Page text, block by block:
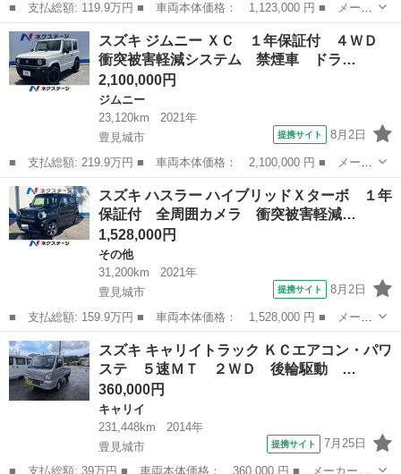
■ 支払総額: 119.9万円 ■ 車両本体価格： 1,123,000 円 ■ メーカ
ー名： スズキ ■ 車種名： スペーシア ■ グレード名： ハイブ
リッドＸ １年保証付 両側電動ドア 衝突被害軽減システム 禁煙
車 シー...
沖縄 豊見城市 その他
スズキ ジムニー ＸＣ １年保証付 ４ＷＤ
衝突被害軽減システム 禁煙車 ドラ…
2,100,000円
ジムニー
23,120km
2021年
豊見城市
提携サイト 8月2日
■ 支払総額: 219.9万円 ■ 車両本体価格： 2,100,000 円 ■ メーカ
ー名： スズキ ■ 車種名： ジムニー ■ グレード名： ＸＣ １
年保証付 ４ＷＤ 衝突被害軽減システム 禁煙車 ドラレコ スマ
ートキー...
沖縄 豊見城市 ジムニー
スズキ ハスラー ハイブリッドＸターボ １年
保証付 全周囲カメラ 衝突被害軽減…
1,528,000円
その他
31,200km
2021年
豊見城市
提携サイト 8月2日
■ 支払総額: 159.9万円 ■ 車両本体価格： 1,528,000 円 ■ メーカ
ー名： スズキ ■ 車種名： ハスラー ■ グレード名： ハイブリ
ッドＸターボ １年保証付 全周囲カメラ 衝突被害軽減システム
レーダー...
沖縄 豊見城市 その他
スズキ キャリイトラック ＫＣエアコン・パワ
ステ ５速ＭＴ ２ＷＤ 後輪駆動 …
360,000円
キャリイ
231,448km
2014年
豊見城市
提携サイト 7月25日
■ 支払総額: 39万円 ■ 車両本体価格： 360,000 円 ■ メーカー